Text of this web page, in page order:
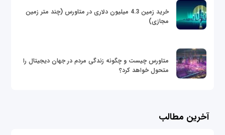
خرید زمین 4.3 میلیون دلاری در متاورس (چند متر زمین
مجازی)
متاورس چیست و چگونه زندگی مردم در جهان دیجیتال را
متحول خواهد کرد؟
آخرین مطالب